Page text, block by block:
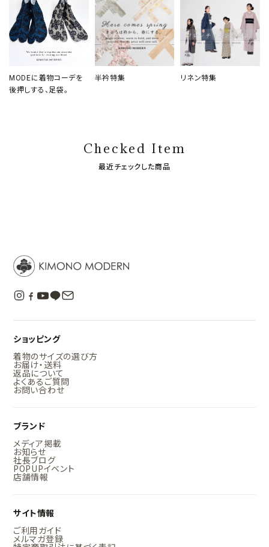
MODEに着物コーデを
後押しする、足袋。
半衿特集 リネン特集
Checked Item
最近チェックした商品
ショッピング
着物のサイズの選び方
お届け・送料
返品について
よくあるご質問
お問い合わせ
ブランド
メディア掲載
お知らせ
社長ブログ
POPUPイベント
店舗情報
サイト情報
ご利用ガイド
メルマガ登録